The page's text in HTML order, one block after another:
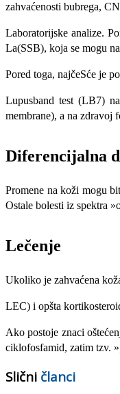
zahvaćenosti bubrega,
Laboratorijske analize.
La(SSB), koja se mogu
Pored toga, najčeSće je
Lupusband test (LB7)
membrane), a na zdravoj
Diferencijalna
Promene na koži mogu
Ostale bolesti iz spektra
Lečenje
Ukoliko je zahvaćena
LEC) i opšta
Ako postoje znaci
ciklofosfamid, zatim tzv.
Slični članci